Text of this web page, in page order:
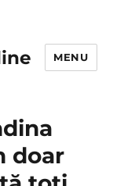
MENU
doar